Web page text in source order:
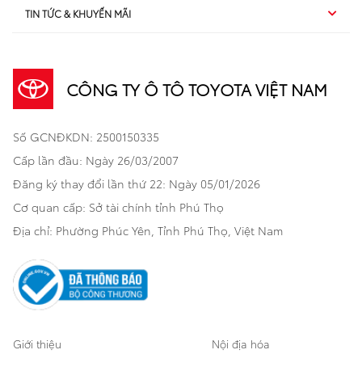
Sedan
Bán tải
Hatchback
Thương mại
Khách hàng dự án
TSS
Dịch vụ sau bán hàng
Bảo hiểm Toyota
Xe đã qua sử dụng
Bảo hành mở rộng
Sản phẩm chính hãng
Cơ sở bảo hành bảo dưỡng
TIN TỨC & KHUYẾN MÃI
Khuyến mãi
Xã hội
Thông tin khác
CÔNG TY Ô TÔ TOYOTA VIỆT NAM
Số GCNĐKDN: 2500150335
Cấp lần đầu: Ngày 26/03/2007
Đăng ký thay đổi lần thứ 22: Ngày 05/01/2026
Cơ quan cấp: Sở tài chính tỉnh Phú Thọ
Địa chỉ: Phường Phúc Yên, Tỉnh Phú Thọ, Việt Nam
Giới thiệu Nội địa hóa